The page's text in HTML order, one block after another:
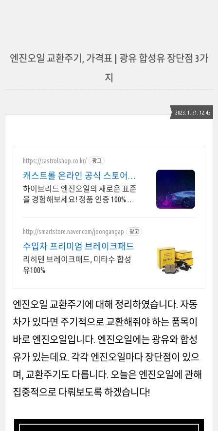
엔진오일 교환주기, 가격표 | 광유 합성유 장단점 3가
지
2023. 1. 31. 12:45
https://castrolshop.co.kr/ 광고
캐스트롤 온라인 공식 스토어
엔진오일 전문 브랜드
하이브리드 엔진오일의 새로운 표준
을 경험해보세요! 정품 인증 100% 합
http://smartstore.naver.com/joongangap 광고
수입차 프리미엄 브레이크패드
리히텐 브레이크패드, 미타수 합성
유100%
엔진오일 교환주기에 대해 정리하였습니다. 자동
차가 있다면 주기적으로 교환해줘야 하는 품목이
바로 엔진오일입니다. 엔진오일에는 광유와 합성
유가 있는데요. 각각 엔진오일마다 장단점이 있으
며, 교환주기도 다릅니다. 오늘은 엔진오일에 관해
집중적으로 다뤄보도록 하겠습니다!